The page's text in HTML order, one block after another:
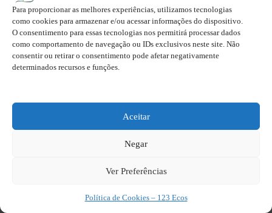
Para proporcionar as melhores experiências, utilizamos tecnologias
como cookies para armazenar e/ou acessar informações do dispositivo.
O consentimento para essas tecnologias nos permitirá processar dados
como comportamento de navegação ou IDs exclusivos neste site. Não
consentir ou retirar o consentimento pode afetar negativamente
determinados recursos e funções.
Aceitar
Negar
Ver Preferências
Política de Cookies – 123 Ecos
Após Conhecer o Parque
Nacional da Lagoa do
Peixe: Explore Outros
Lugares para Continuar
sua Jornada
da Lagoa do Peixe,há outros
destinos próximos que oferecem
experiências igualmente
Praia do Farol